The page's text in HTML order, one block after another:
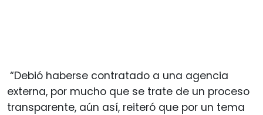
“Debió haberse contratado a una agencia
externa, por mucho que se trate de un proceso
transparente, aún así, reiteró que por un tema